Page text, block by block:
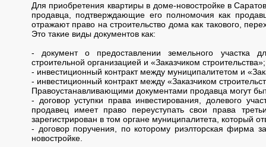
Для приобретения квартиры в доме-новостройке в
продавца, подтверждающие его полномочия как
отражают право на строительство дома как такового,
Это такие виды документов как:
- документ о предоставлении земельного участка
строительной организацией и «Заказчиком строительства»;
- инвестиционный контракт между муниципалитетом и
- инвестиционный контракт между «Заказчиком
Правоустанавливающими документами продавца могут
- договор уступки права инвестирования, долевого
продавец имеет право переуступать свои права
зарегистрирован в том органе муниципалитета, который
- договор поручения, по которому риэлторская фирма
новостройке.